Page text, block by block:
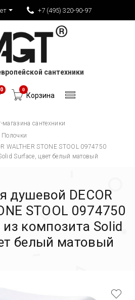
+7 (495) 320-90-97
сантехники
0 0
Корзина
магазина сантехники
Полочки
WALTHER STONE STOOL 0974750
Surface, цвет белый матовый
душевой DECOR
STOOL 0974750
композита Solid
белый матовый